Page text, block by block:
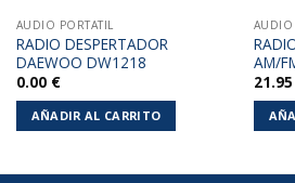
AUDIO PORTATIL
RADIO DESPERTADOR
DAEWOO DW1218
0.00 €
AÑADIR AL CARRITO
AUDIO
AM/
21.95